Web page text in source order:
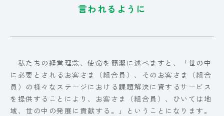
言われるように
私たちの経営理念、使命を簡潔に述べますと、「世の中
に必要とされるお客さま（組合員）、そのお客さま（組合
員）の様々なステージにおける課題解決に資するサービス
を提供することにより、お客さま（組合員）、ひいては地
域、世の中の発展に貢献する。」ということになります。